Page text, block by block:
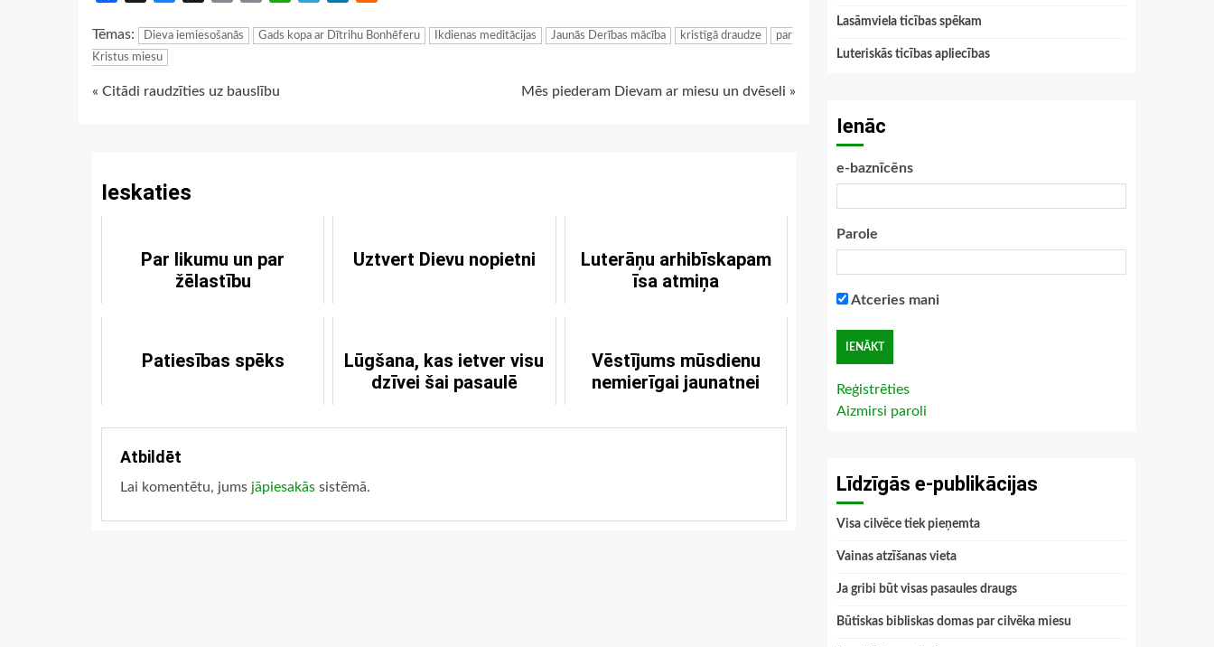
Tēmas: Dieva iemiesošanās Gads kopa ar Dītrihu Bonhēferu Ikdienas meditācijas Jaunās Derības mācība kristīgā draudze
par
Kristus miesu
Continue
« Citādi raudzīties uz bauslību Mēs piederam Dievam ar miesu un dvēseli »
Ieskaties
Par likumu un par
žēlastību
Uztvert Dievu nopietni
Luterāņu arhibīskapam
īsa atmiņa
Patiesības spēks
Lūgšana, kas ietver visu
dzīvei šai pasaulē
Vēstījums mūsdienu
nemierīgai jaunatnei
Atbildēt
Lai komentētu, jums jāpiesakās sistēmā.
Lasāmviela ticības spēkam
Luteriskās ticības apliecības
Ienāc
e-baznīcēns
Parole
Atceries mani
Reģistrēties
Aizmirsi paroli
Līdzīgās e-publikācijas
Visa cilvēce tiek pieņemta
Vainas atzīšanas vieta
Ja gribi būt visas pasaules draugs
Būtiskas bibliskas domas par cilvēka miesu